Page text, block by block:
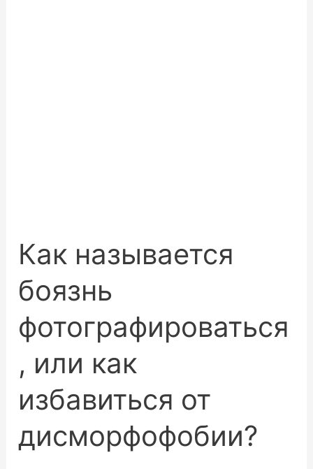
Как называется
боязнь
фотографироваться
, или как
избавиться от
дисморфофобии?